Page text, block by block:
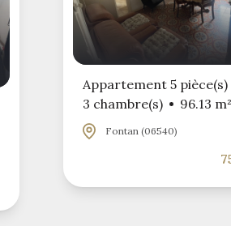
Appartement 5 pièce(s)
3 chambre(s)
96.13 m²
Fontan (06540)